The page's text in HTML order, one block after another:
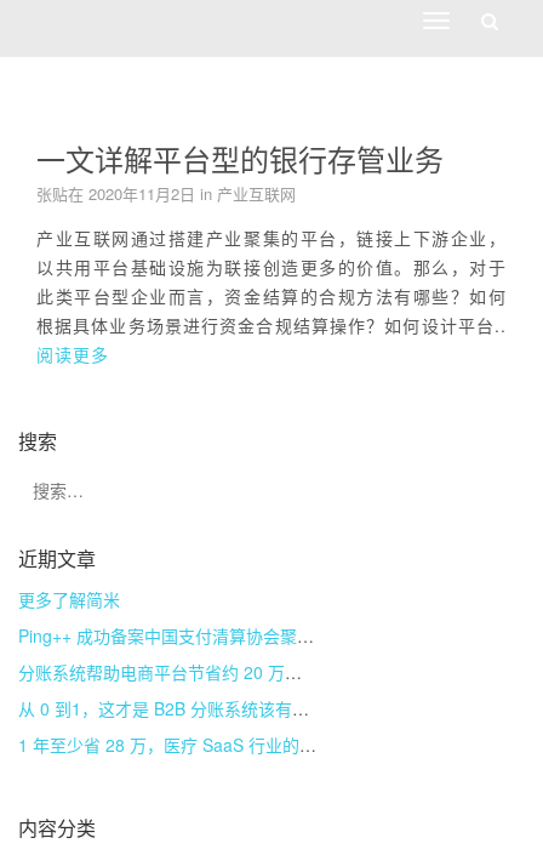
一文详解平台型的银行存管业务
张贴在 2020年11月2日 in 产业互联网
产业互联网通过搭建产业聚集的平台，链接上下游企业，
以共用平台基础设施为联接创造更多的价值。那么，对于
此类平台型企业而言，资金结算的合规方法有哪些？如何
根据具体业务场景进行资金合规结算操作？如何设计平台..
阅读更多
搜索
近期文章
更多了解简米
Ping++ 成功备案中国支付清算协会聚合支付技术服务机构
分账系统帮助电商平台节省约 20 万成本
从 0 到1，这才是 B2B 分账系统该有的样子
1 年至少省 28 万，医疗 SaaS 行业的分账系统是如何实现的？
内容分类